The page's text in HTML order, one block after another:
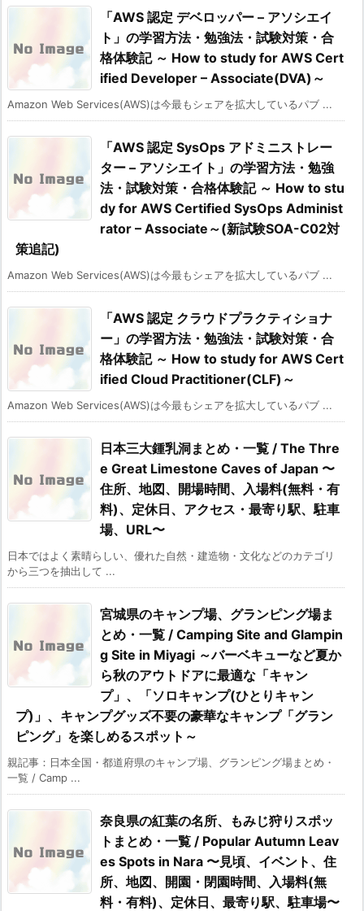
「AWS 認定 デベロッパー – アソシエイ
ト」の学習方法・勉強法・試験対策・合
格体験記 ～ How to study for AWS Cert
ified Developer – Associate(DVA)～
Amazon Web Services(AWS)は今最もシェアを拡大しているパブ ...
「AWS 認定 SysOps アドミニストレー
ター – アソシエイト」の学習方法・勉強
法・試験対策・合格体験記 ～ How to stu
dy for AWS Certified SysOps Administ
rator – Associate～(新試験SOA-C02対
策追記)
Amazon Web Services(AWS)は今最もシェアを拡大しているパブ ...
「AWS 認定 クラウドプラクティショナ
ー」の学習方法・勉強法・試験対策・合
格体験記 ～ How to study for AWS Cert
ified Cloud Practitioner(CLF)～
Amazon Web Services(AWS)は今最もシェアを拡大しているパブ ...
日本三大鍾乳洞まとめ・一覧 / The Thre
e Great Limestone Caves of Japan 〜
住所、地図、開場時間、入場料(無料・有
料)、定休日、アクセス・最寄り駅、駐車
場、URL〜
日本ではよく素晴らしい、優れた自然・建造物・文化などのカテゴリ
から三つを抽出して ...
宮城県のキャンプ場、グランピング場ま
とめ・一覧 / Camping Site and Glampin
g Site in Miyagi ～バーベキューなど夏か
ら秋のアウトドアに最適な「キャン
プ」、「ソロキャンプ(ひとりキャン
プ)」、キャンプグッズ不要の豪華なキャンプ「グラン
ピング」を楽しめるスポット～
親記事：日本全国・都道府県のキャンプ場、グランピング場まとめ・
一覧 / Camp ...
奈良県の紅葉の名所、もみじ狩りスポッ
トまとめ・一覧 / Popular Autumn Leav
es Spots in Nara 〜見頃、イベント、住
所、地図、開園・閉園時間、入場料(無
料・有料)、定休日、最寄り駅、駐車場〜